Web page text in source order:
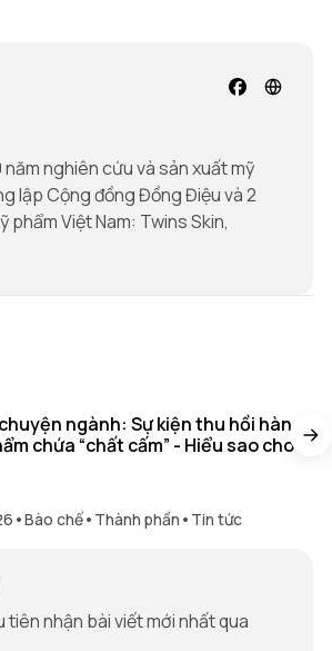
năm nghiên cứu và sản xuất mỹ
lập Cộng đồng Đồng Điệu và 2
phẩm Việt Nam: Twins Skin,
ngành: Sự kiện thu hồi hàng
chứa “chất cấm” - Hiểu sao cho
•Bào chế• Thành phần • Tin tức
tiên nhận bài viết mới nhất qua